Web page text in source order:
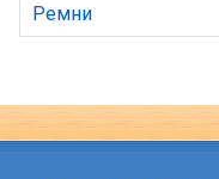
Ремни